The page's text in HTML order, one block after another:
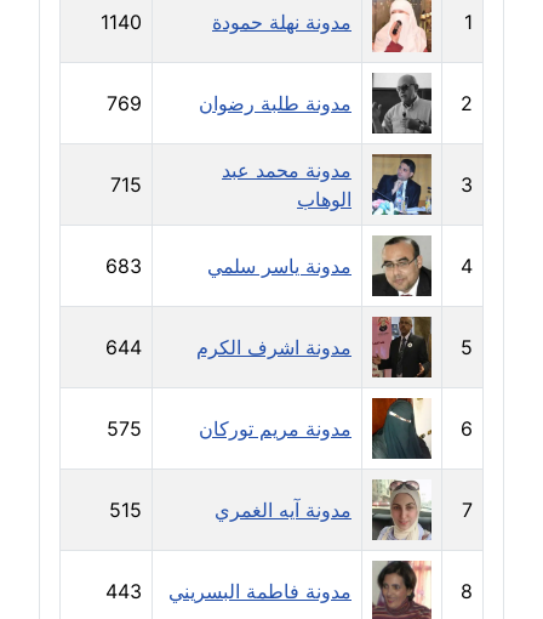
مدونة حلا عادل
عاملة
مدونة حنان الهواري
عاملة
مدونة حنان صلاح الدين
عاملة
مدونة حنان طنطاوي
عاملة
مدونة حنين الفلسطينية
متوفي
مدونة خالد الخطيب
عاملة
مدونة خالد العامري
معلق
1 مدونة نهلة حمودة 1140
2 مدونة طلبة رضوان 769
3
مدونة محمد عبد
الوهاب
715
4 مدونة ياسر سلمي 683
5 مدونة اشرف الكرم 644
6 مدونة مريم توركان 575
7 مدونة آيه الغمري 515
8 مدونة فاطمة البسريني 443